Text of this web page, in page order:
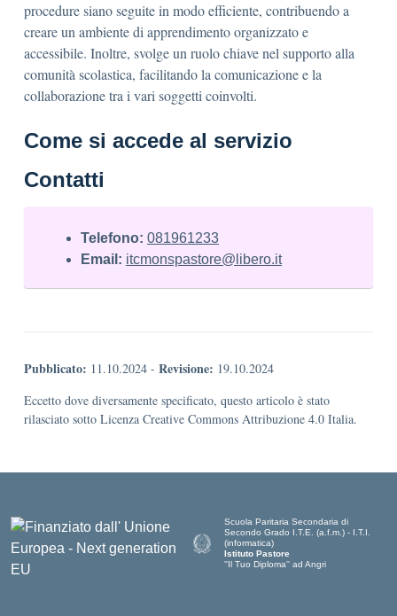
procedure siano seguite in modo efficiente, contribuendo a
creare un ambiente di apprendimento organizzato e
accessibile. Inoltre, svolge un ruolo chiave nel supporto alla
comunità scolastica, facilitando la comunicazione e la
collaborazione tra i vari soggetti coinvolti.
Come si accede al servizio
Contatti
Telefono: 081961233
Email: itcmonspastore@libero.it
Pubblicato: 11.10.2024 - Revisione: 19.10.2024
Eccetto dove diversamente specificato, questo articolo è stato
rilasciato sotto Licenza Creative Commons Attribuzione 4.0 Italia.
Scuola Paritaria Secondaria di
Secondo Grado I.T.E. (a.f.m.) - I.T.I.
(informatica)
Istituto Pastore
''Il Tuo Diploma'' ad Angri